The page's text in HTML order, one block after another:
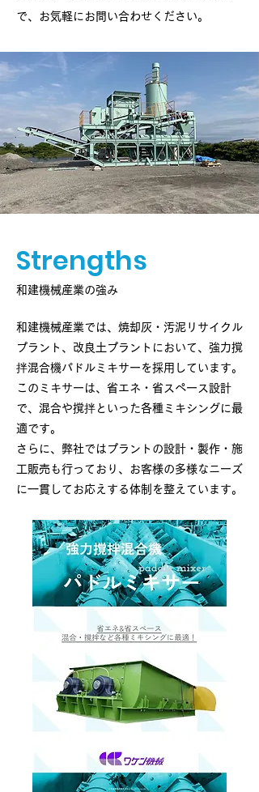
で、お気軽にお問い合わせください。
Strengths
和建機械産業の強み
和建機械産業では、焼却灰・汚泥リサイクル
プラント、改良土プラントにおいて、強力撹
拌混合機パドルミキサーを採用しています。
このミキサーは、省エネ・省スペース設計
で、混合や撹拌といった各種ミキシングに最
適です。
さらに、弊社ではプラントの設計・製作・施
工販売も行っており、お客様の多様なニーズ
に一貫してお応えする体制を整えています。